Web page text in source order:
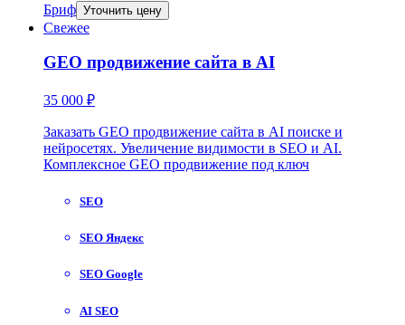
Бриф Уточнить цену
Свежее
GEO продвижение сайта в AI
35 000 ₽
Заказать GEO продвижение сайта в AI поиске и
нейросетях. Увеличение видимости в SEO и AI.
Комплексное GEO продвижение под ключ
SEO
SEO Яндекс
SEO Google
AI SEO